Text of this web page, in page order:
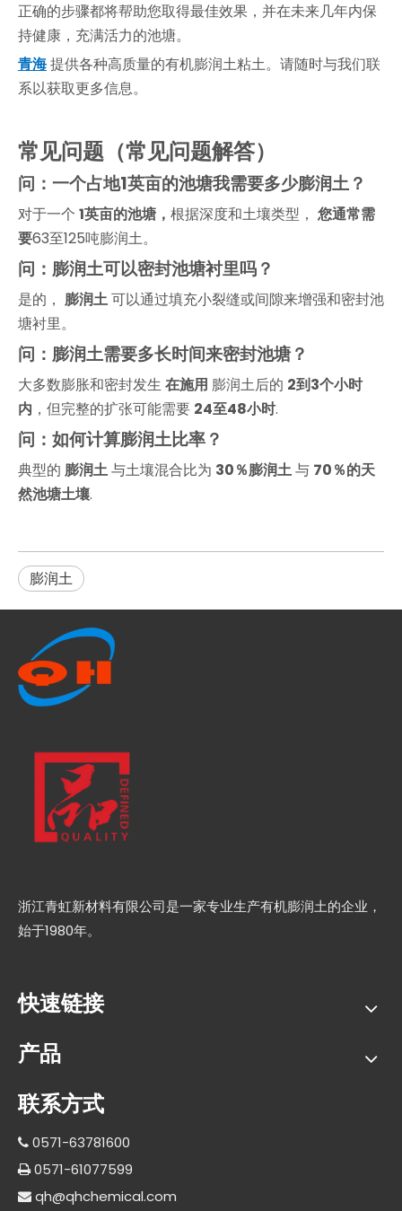
正确的步骤都将帮助您取得最佳效果，并在未来几年内保
持健康，充满活力的池塘。
青海提供各种高质量的有机膨润土粘土。请随时与我们联
系以获取更多信息。
常见问题（常见问题解答）
问：一个占地1英亩的池塘我需要多少膨润土？
对于一个 1英亩的池塘， 根据深度和土壤类型， 您通常需
要63至125吨膨润土。
问：膨润土可以密封池塘衬里吗？
是的， 膨润土可以通过填充小裂缝或间隙来增强和密封池
塘衬里。
问：膨润土需要多长时间来密封池塘？
大多数膨胀和密封发生在施用 膨润土后的 2到3个小时
内 ，但完整的扩张可能需要 24至48小时.
问：如何计算膨润土比率？
典型的 膨润土与土壤混合比为 30％膨润土与 70％的天
然池塘土壤.
膨润土
浙江青虹新材料有限公司是一家专业生产有机膨润土的企业，
始于1980年。
快速链接
产品
联系方式
 0571-63781600
0571-61077599
 qh@qhchemical.com